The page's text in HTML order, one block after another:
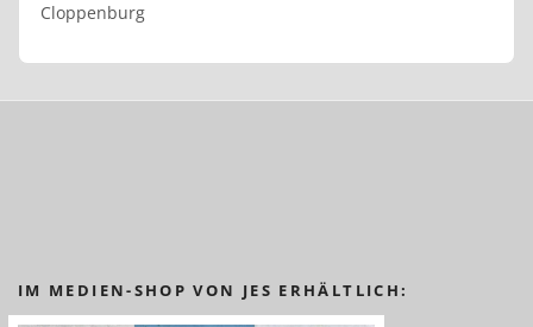
Cloppenburg
IM MEDIEN-SHOP VON JES ERHÄLTLICH: